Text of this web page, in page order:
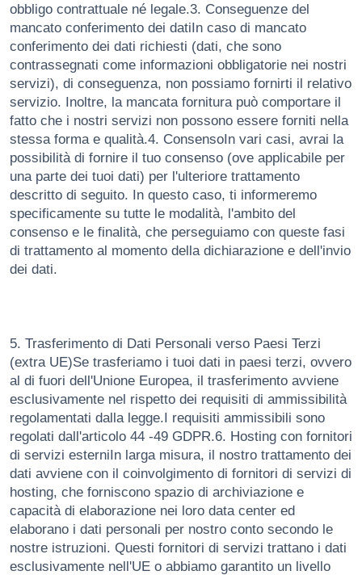
obbligo contrattuale né legale.3. Conseguenze del
mancato conferimento dei datiIn caso di mancato
conferimento dei dati richiesti (dati, che sono
contrassegnati come informazioni obbligatorie nei nostri
servizi), di conseguenza, non possiamo fornirti il ​​relativo
servizio. Inoltre, la mancata fornitura può comportare il
fatto che i nostri servizi non possono essere forniti nella
stessa forma e qualità.4. ConsensoIn vari casi, avrai la
possibilità di fornire il tuo consenso (ove applicabile per
una parte dei tuoi dati) per l'ulteriore trattamento
descritto di seguito. In questo caso, ti informeremo
specificamente su tutte le modalità, l'ambito del
consenso e le finalità, che perseguiamo con queste fasi
di trattamento al momento della dichiarazione e dell'invio
dei dati.
5. Trasferimento di Dati Personali verso Paesi Terzi
(extra UE)Se trasferiamo i tuoi dati in paesi terzi, ovvero
al di fuori dell'Unione Europea, il trasferimento avviene
esclusivamente nel rispetto dei requisiti di ammissibilità
regolamentati dalla legge.I requisiti ammissibili sono
regolati dall'articolo 44 -49 GDPR.6. Hosting con fornitori
di servizi esterniIn larga misura, il nostro trattamento dei
dati avviene con il coinvolgimento di fornitori di servizi di
hosting, che forniscono spazio di archiviazione e
capacità di elaborazione nei loro data center ed
elaborano i dati personali per nostro conto secondo le
nostre istruzioni. Questi fornitori di servizi trattano i dati
esclusivamente nell'UE o abbiamo garantito un livello